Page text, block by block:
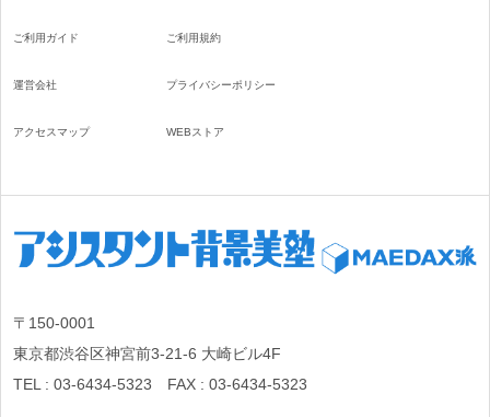
ご利用ガイド
運営会社
アクセスマップ
ご利用規約
プライバシーポリシー
WEBストア
〒150-0001
東京都渋谷区神宮前3-21-6 大崎ビル4F
TEL : 03-6434-5323 FAX : 03-6434-5323